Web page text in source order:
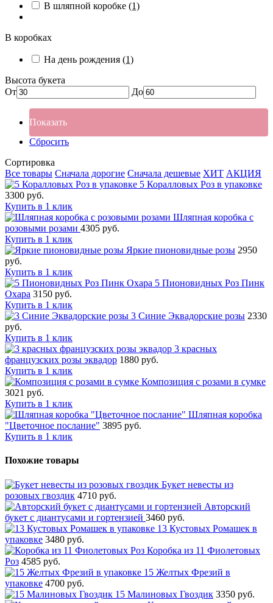
В шляпной коробке (1)
В коробках
На день рождения (1)
Высота букета
От
До
Показать
Сбросить
Сортировка
Все товары Сначала дорогие Сначала дешевые ХИТ АКЦИЯ
5 Коралловых Роз в упаковке
3300 руб.
Купить в 1 клик
Шляпная коробка с
розовыми розами 4305 руб.
Купить в 1 клик
Яркие пионовидные розы 2950
руб.
Купить в 1 клик
5 Пионовидных Роз Пинк
Охара 3150 руб.
Купить в 1 клик
3 Синие Эквадорские розы 2330
руб.
Купить в 1 клик
3 красных
французских розы эквадор 1880 руб.
Купить в 1 клик
Композиция с розами в сумке
3021 руб.
Купить в 1 клик
Шляпная коробка
"Цветочное послание" 3895 руб.
Купить в 1 клик
Похожие товары
Букет невесты из
розовых гвоздик 4710 руб.
Авторский
букет с диантусами и гортензией 3460 руб.
13 Кустовых Ромашек в
упаковке 3480 руб.
Коробка из 11 Фиолетовых
Роз 4585 руб.
15 Желтых Фрезий в
упаковке 4700 руб.
15 Малиновых Гвоздик 3350 руб.